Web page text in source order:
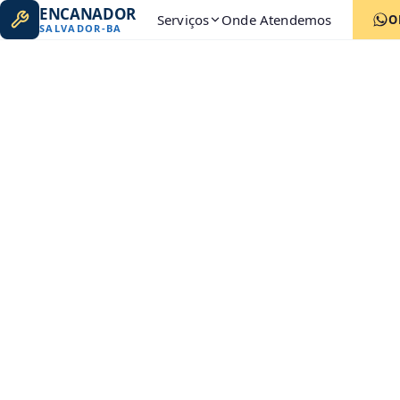
ENCANADOR
SALVADOR-BA Serviços Onde Atendemos